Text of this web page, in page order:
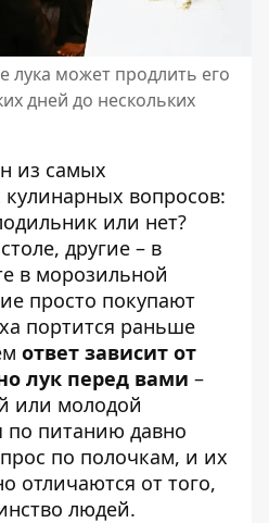
лука может продлить его
дней до нескольких
из самых
вопросов:
или нет?
другие – в
в морозильной
просто покупают
портится раньше
ответ зависит от
лук перед вами –
или молодой
по питанию давно
по полочкам, и их
отличаются от того,
людей.